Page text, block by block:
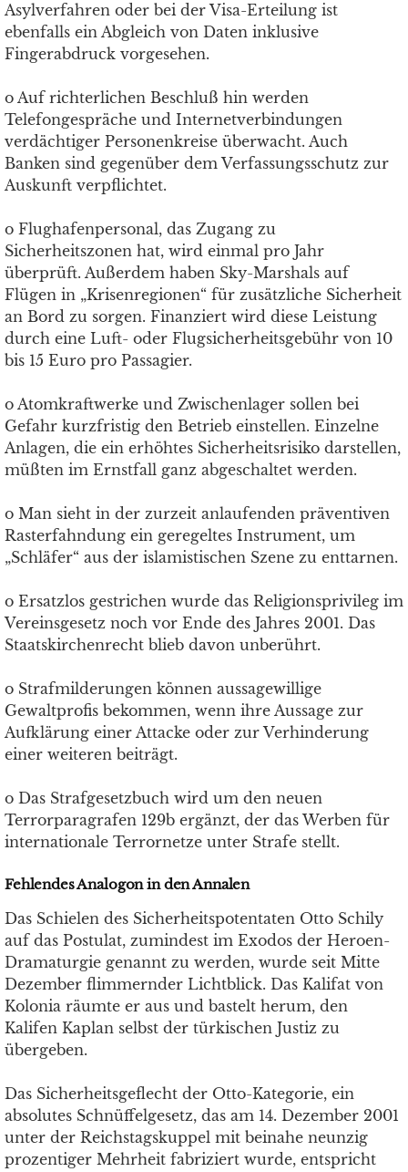
Asylverfahren oder bei der Visa-Erteilung ist
ebenfalls ein Abgleich von Daten inklusive
Fingerabdruck vorgesehen.
o Auf richterlichen Beschluß hin werden
Telefongespräche und Internetverbindungen
verdächtiger Personenkreise überwacht. Auch
Banken sind gegenüber dem Verfassungsschutz zur
Auskunft verpflichtet.
o Flughafenpersonal, das Zugang zu
Sicherheitszonen hat, wird einmal pro Jahr
überprüft. Außerdem haben Sky-Marshals auf
Flügen in „Krisenregionen“ für zusätzliche Sicherheit
an Bord zu sorgen. Finanziert wird diese Leistung
durch eine Luft- oder Flugsicherheitsgebühr von 10
bis 15 Euro pro Passagier.
o Atomkraftwerke und Zwischenlager sollen bei
Gefahr kurzfristig den Betrieb einstellen. Einzelne
Anlagen, die ein erhöhtes Sicherheitsrisiko darstellen,
müßten im Ernstfall ganz abgeschaltet werden.
o Man sieht in der zurzeit anlaufenden präventiven
Rasterfahndung ein geregeltes Instrument, um
„Schläfer“ aus der islamistischen Szene zu enttarnen.
o Ersatzlos gestrichen wurde das Religionsprivileg im
Vereinsgesetz noch vor Ende des Jahres 2001. Das
Staatskirchenrecht blieb davon unberührt.
o Strafmilderungen können aussagewillige
Gewaltprofis bekommen, wenn ihre Aussage zur
Aufklärung einer Attacke oder zur Verhinderung
einer weiteren beiträgt.
o Das Strafgesetzbuch wird um den neuen
Terrorparagrafen 129b ergänzt, der das Werben für
internationale Terrornetze unter Strafe stellt.
Fehlendes Analogon in den Annalen
Das Schielen des Sicherheitspotentaten Otto Schily
auf das Postulat, zumindest im Exodos der Heroen-
Dramaturgie genannt zu werden, wurde seit Mitte
Dezember flimmernder Lichtblick. Das Kalifat von
Kolonia räumte er aus und bastelt herum, den
Kalifen Kaplan selbst der türkischen Justiz zu
übergeben.
Das Sicherheitsgeflecht der Otto-Kategorie, ein
absolutes Schnüffelgesetz, das am 14. Dezember 2001
unter der Reichstagskuppel mit beinahe neunzig
prozentiger Mehrheit fabriziert wurde, entspricht